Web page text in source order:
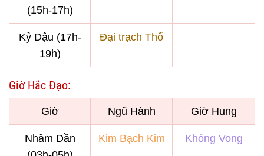
(15h-17h)
Kỷ Dậu (17h-
19h)
Đại trạch Thổ
Giờ Hắc Đạo:
Giờ Ngũ Hành Giờ Hung
Nhâm Dần
Kim Bạch Kim Không Vong